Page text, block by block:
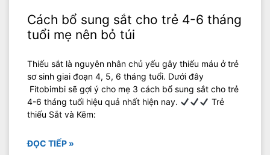
Cách bổ sung sắt cho trẻ 4-6 tháng
tuổi mẹ nên bỏ túi
Thiếu sắt là nguyên nhân chủ yếu gây thiếu máu ở trẻ
sơ sinh giai đoạn 4, 5, 6 tháng tuổi. Dưới đây
Fitobimbi sẽ gợi ý cho mẹ 3 cách bổ sung sắt cho trẻ
4-6 tháng tuổi hiệu quả nhất hiện nay.
Trẻ
thiếu Sắt và Kẽm:
ĐỌC TIẾP »